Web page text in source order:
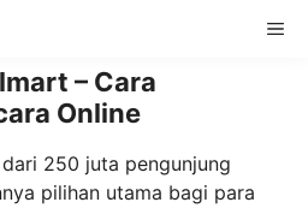
– Cara
Online
250 juta pengunjung
pilihan utama bagi para